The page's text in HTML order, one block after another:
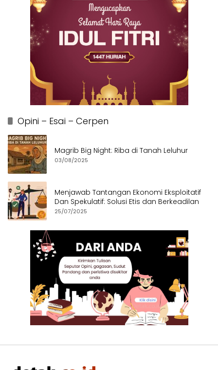
Opini – Esai – Cerpen
Magrib Big Night: Riba di Tanah Leluhur
03/08/2025
Menjawab Tantangan Ekonomi Eksploitatif
Dan Spekulatif: Solusi Etis dan Berkeadilan
25/07/2025